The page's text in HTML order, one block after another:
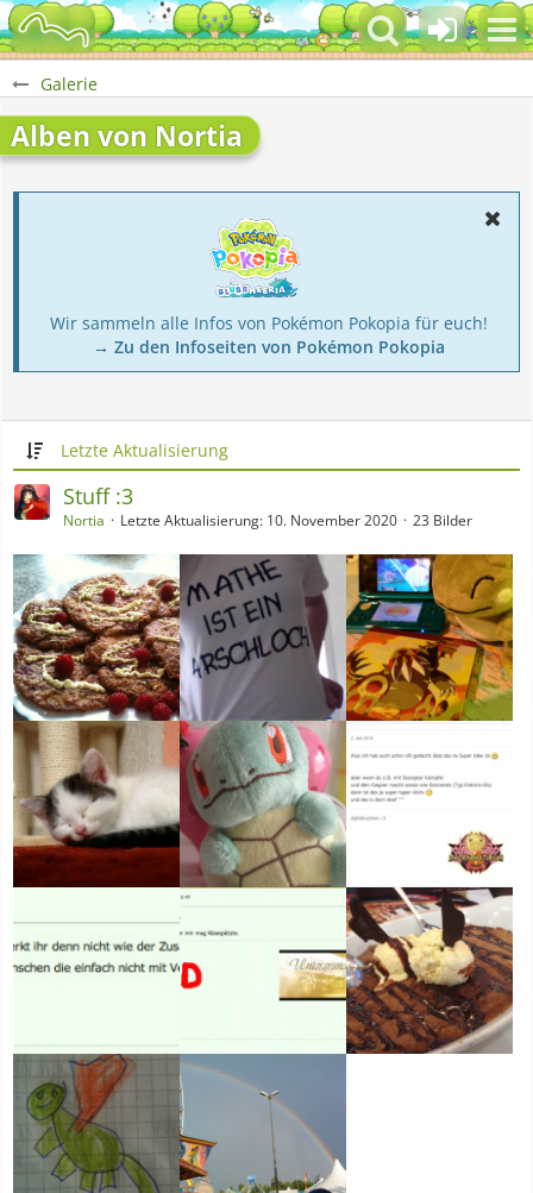
Galerie
Alben von Nortia
Wir sammeln alle Infos von Pokémon Pokopia für euch!
→ Zu den Infoseiten von Pokémon Pokopia
Letzte Aktualisierung
Stuff :3
Nortia Letzte Aktualisierung: 10. November 2020 23 Bilder